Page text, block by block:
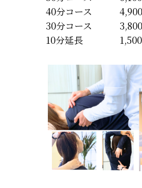
40分コース 4,900
30分コース 3,800
10分延長 1,500円